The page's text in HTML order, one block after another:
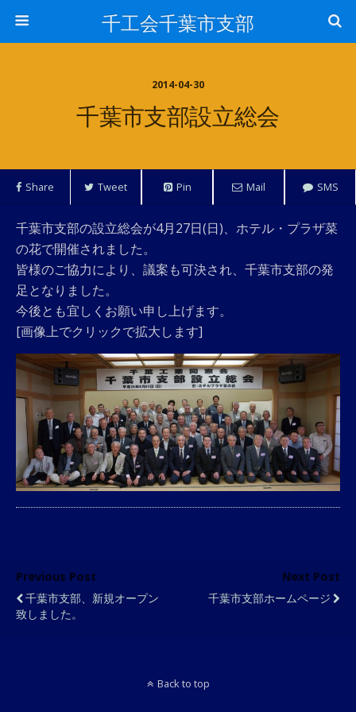
千工会千葉市支部
2014-04-30
千葉市支部設立総会
Share Tweet Pin Mail SMS
千葉市支部の設立総会が4月27日(日)、ホテル・プラザ菜
の花で開催されました。
皆様のご協力により、議案も可決され、千葉市支部の発
足となりました。
今後とも宜しくお願い申し上げます。
[画像上でクリックで拡大します]
Previous Post
千葉市支部、新規オープン
致しました。
Next Post
千葉市支部ホームページ
Back to top